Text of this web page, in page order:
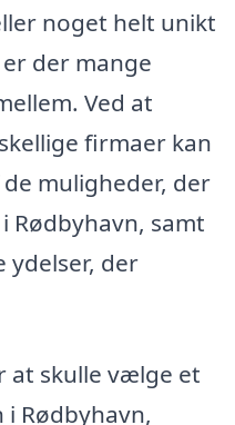
noget helt unikt
der mange
Ved at
firmaer kan
muligheder, der
samt
ydelser, der
at skulle vælge et
Rødbyhavn,